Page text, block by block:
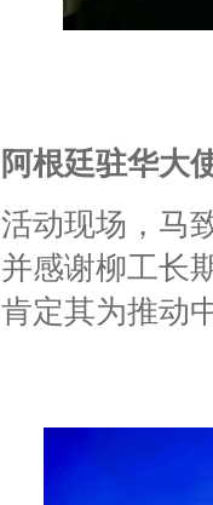
阿根廷驻华大
活动现场，马
并感谢柳工长
肯定其为推动